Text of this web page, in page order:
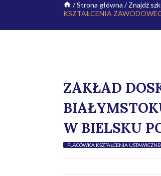
/Strona główna /Znajdź
KSZTAŁCENIA
ZAKŁAD
W BIELSKU
PLACÓWKA KSZTAŁCENIA